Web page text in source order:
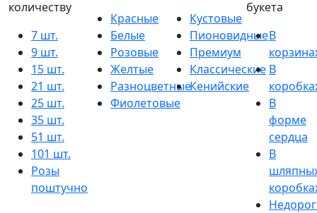
количеству
7 шт.
9 шт.
15 шт.
21 шт.
25 шт.
35 шт.
51 шт.
101 шт.
Розы
поштучно
Красные
Белые
Розовые
Желтые
Разноцветные
Фиолетовые
Кустовые
Пионовидные
Премиум
Классические
Кенийские
букета
В
В
В
форме
сердца
В